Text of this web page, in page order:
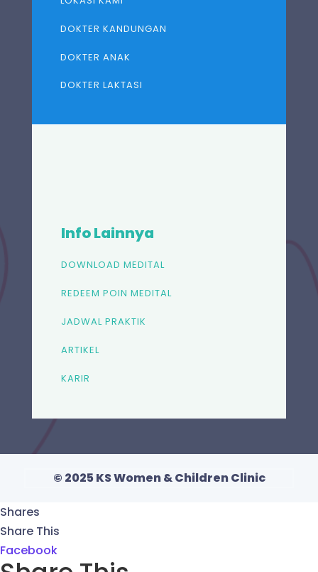
DOKTER KANDUNGAN
DOKTER ANAK
DOKTER LAKTASI
Info Lainnya
DOWNLOAD MEDITAL
REDEEM POIN MEDITAL
JADWAL PRAKTIK
ARTIKEL
KARIR
© 2025 KS Women & Children Clinic
Shares
Share This
Facebook